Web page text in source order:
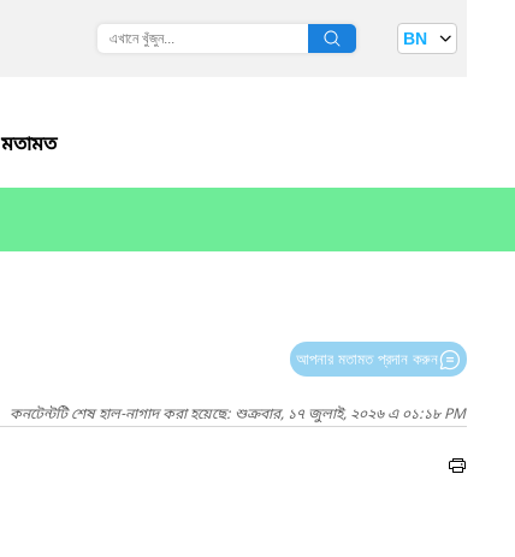
BN
মতামত
আপনার মতামত প্রদান করুন
কনটেন্টটি শেষ হাল-নাগাদ করা হয়েছে: শুক্রবার, ১৭ জুলাই, ২০২৬ এ ০১:১৮ PM